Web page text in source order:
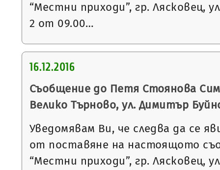
“Местни приходи”, гр. Лясковец,
2 от 09.00…
16.12.2016
Съобщение до Петя Стоянова
Велико Търново, ул. Димитър
Уведомявам Ви, че следва да се
от поставяне на настоящото
“Местни приходи”, гр. Лясковец,